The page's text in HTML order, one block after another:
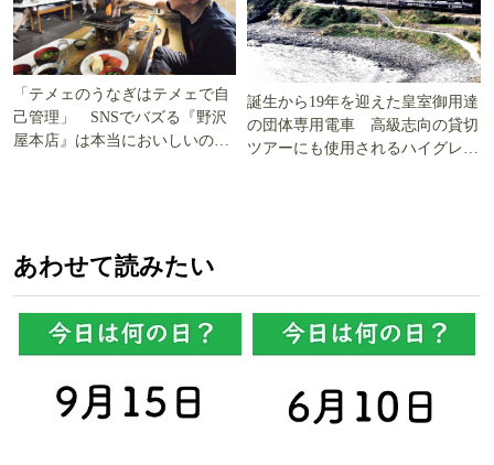
「テメェのうなぎはテメェで自
己管理」 SNSでバズる『野沢
屋本店』は本当においしいの
誕生から19年を迎えた皇室御用達
の団体専用電車 高級志向の貸切
ツアーにも使用されるハイグレー
あわせて読みたい